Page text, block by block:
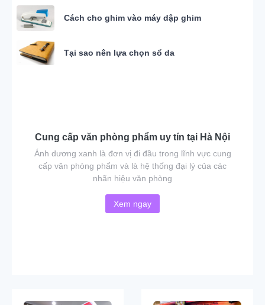
Cách cho ghim vào máy dập ghim
Tại sao nên lựa chọn sổ da
Cung cấp văn phòng phẩm uy tín tại Hà Nội
Ánh dương xanh là đơn vị đi đầu trong lĩnh vực cung
cấp văn phòng phẩm và là hệ thống đại lý của các
nhãn hiệu văn phòng
Xem ngay